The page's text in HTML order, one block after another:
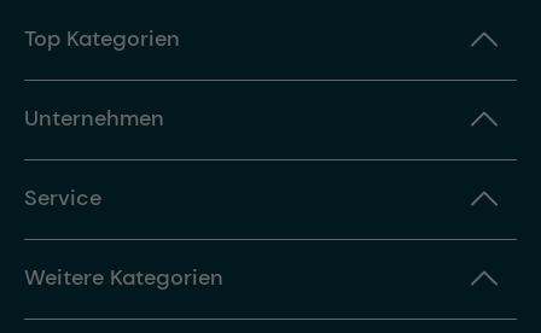
Top Kategorien
Unternehmen
Service
Weitere Kategorien